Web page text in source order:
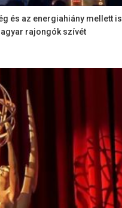
és az energiahiány mellett is
rajongók szívét